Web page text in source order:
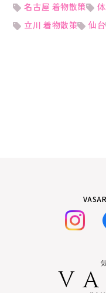
名古屋 着物散策
立川 着物散策
仙台